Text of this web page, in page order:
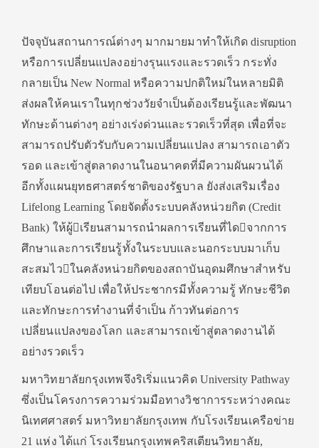
ปัจจุบันสถานการณ์ต่างๆ มากมายมาทำให้เกิด disruption
หรือการเปลี่ยนแปลงอย่างรุนแรงและรวดเร็ว กระทั่ง
กลายเป็น New Normal หรือความปกติใหม่ในหลายมิติ
ส่งผลให้คนเราในทุกช่วงวัยจำเป็นต้องเรียนรู้และพัฒนา
ทักษะด้านต่างๆ อย่างเร่งด่วนและรวดเร็วที่สุด เพื่อที่จะ
สามารถปรับตัวรับกับความเปลี่ยนแปลง สามารถเอาตัว
รอด และเข้าสู่ตลาดงานในอนาคตที่มีความผันผวนได้
อีกทั้งแผนยุทธศาสตร์ชาติของรัฐบาล ยังส่งเสริมเรื่อง
Lifelong Learning โดยจัดตั้งระบบคลังหน่วยกิต (Credit
Bank) ให้ผู้เรียนสามารถนำผลการเรียนที่ไดจากการ
ศึกษาและการเรียนรู้ทั้งในระบบและนอกระบบมาเก็บ
สะสมไวในคลังหน่วยกิตของสถาบันอุดมศึกษาสำหรับ
เทียบโอนต่อไป เพื่อให้ประชากรมีทั้งความรู้ ทักษะชีวิต
และทักษะการทำงานที่จำเป็น ก้าวทันต่อการ
เปลี่ยนแปลงของโลก และสามารถเข้าสู่ตลาดงานได้
อย่างรวดเร็ว
มหาวิทยาลัยกรุงเทพจึงริเริ่มแนวคิด University Pathway
ซึ่งเป็นโครงการความร่วมมือทางวิชาการระหว่างคณะ
นิเทศศาสตร์ มหาวิทยาลัยกรุงเทพ กับโรงเรียนเครือข่าย
21 แห่ง ได้แก่ โรงเรียนกรุงเทพคริสเตียนวิทยาลัย,